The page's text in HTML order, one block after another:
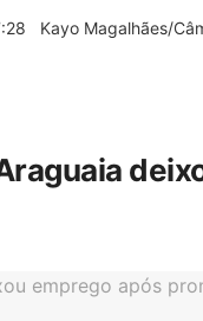
Kayo Magalhães/